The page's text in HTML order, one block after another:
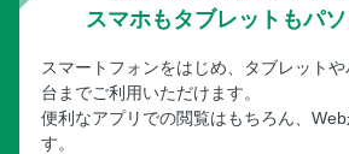
スマホもタブレットもパ
スマートフォンをはじめ、タブレット
台までご利用いただけます。
便利なアプリでの閲覧はもちろん、
す。